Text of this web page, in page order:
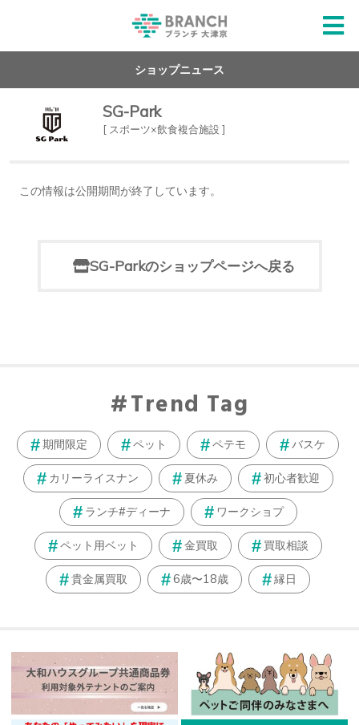
ショップニュース
SG-Park
[ スポーツ×飲食複合施設 ]
この情報は公開期間が終了しています。
SG-Parkのショップページへ戻る
Trend Tag
期間限定 ペット ペテモ バスケ
カリーライスナン 夏休み 初心者歓迎
ランチ#ディーナ ワークショプ
ペット用ベット 金買取 買取相談
貴金属買取 6歳〜18歳 縁日